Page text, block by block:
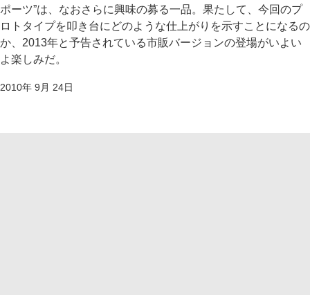
ポーツ”は、なおさらに興味の募る一品。果たして、今回のプ
ロトタイプを叩き台にどのような仕上がりを示すことになるの
か、2013年と予告されている市販バージョンの登場がいよい
よ楽しみだ。
2010年 9月 24日